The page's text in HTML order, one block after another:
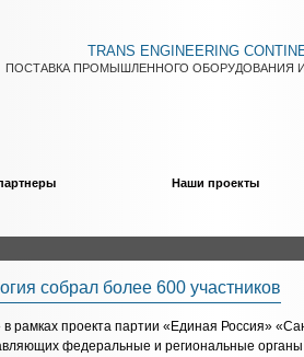
TRANS ENGINEERING
ПОСТАВКА ПРОМЫШЛЕННОГО ОБОРУДОВАНИЯ
Наши проекты
собрал более 600 участников
проекта партии «Единая Россия»
федеральные и региональные